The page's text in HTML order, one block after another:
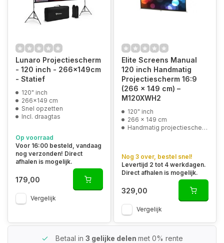
Lunaro Projectiescherm
- 120 inch - 266x149cm
- Statief
120" inch
266x149 cm
Snel opzetten
Incl. draagtas
Op voorraad
Voor 16:00 besteld, vandaag
nog verzonden! Direct
afhalen is mogelijk.
179,00
Vergelijk
Elite Screens Manual
120 inch Handmatig
Projectiescherm 16:9
(266 x 149 cm) –
M120XWH2
120" inch
266 x 149 cm
Handmatig projectiescherm
Nog 3 over, bestel snel!
Levertijd 2 tot 4 werkdagen.
Direct afhalen is mogelijk.
329,00
Vergelijk
Betaal in 3 gelijke delen met 0% rente